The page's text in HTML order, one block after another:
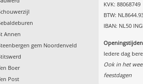
Annen
gem Noordenveld
Boer
Post
KVK: 88068749
BTW:
IBAN: NL50
Openingstijden
Iedere dag
Ook in het
feestdagen